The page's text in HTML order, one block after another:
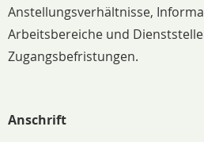
Anstellungsverhältnisse,
Arbeitsbereiche und
Zugangsbefristungen.
Anschrift